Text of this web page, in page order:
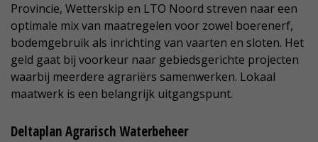
Provincie, Wetterskip en LTO Noord streven naar een
optimale mix van maatregelen voor zowel boerenerf,
bodemgebruik als inrichting van vaarten en sloten. Het
geld gaat bij voorkeur naar gebiedsgerichte projecten
waarbij meerdere agrariërs samenwerken. Lokaal
maatwerk is een belangrijk uitgangspunt.
Deltaplan Agrarisch Waterbeheer